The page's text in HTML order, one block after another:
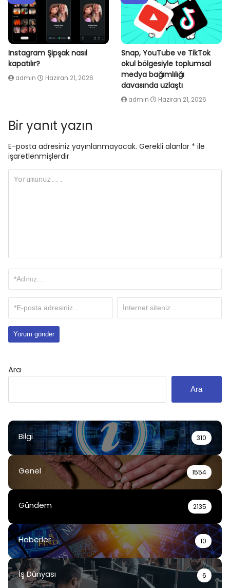
Instagram Şipşak nasıl
kapatılır?
admin Haziran 21, 2026
Snap, YouTube ve TikTok
okul bölgesiyle toplumsal
medya bağımlılığı
davasında uzlaştı
admin Haziran 21, 2026
Bir yanıt yazın
E-posta adresiniz yayınlanmayacak. Gerekli alanlar * ile
işaretlenmişlerdir
Ara
Ara
Bilgi 310
Genel 1554
Gündem 2135
Haberler 10
İş Dünyası 6